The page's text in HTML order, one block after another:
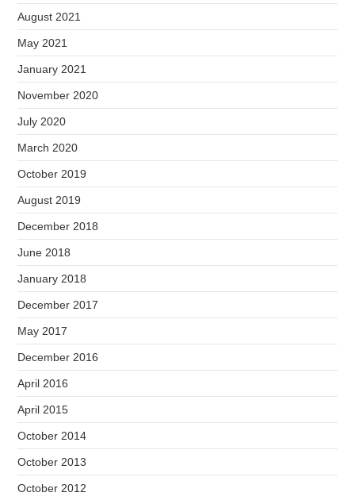
August 2021
May 2021
January 2021
November 2020
July 2020
March 2020
October 2019
August 2019
December 2018
June 2018
January 2018
December 2017
May 2017
December 2016
April 2016
April 2015
October 2014
October 2013
October 2012